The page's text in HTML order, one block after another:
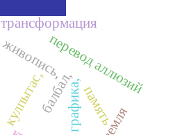
живопись,
графика,
балбал,
кулпытас, память
перевод аллюзий
трансформация